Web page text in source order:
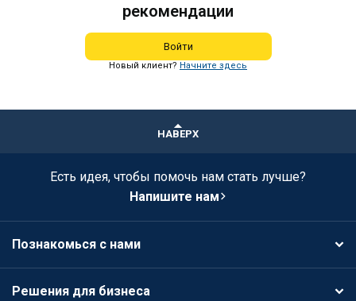
рекомендации
Войти
Новый клиент? Начните здесь
НАВЕРХ
Есть идея, чтобы помочь нам стать лучше?
Напишите нам
Познакомься с нами
Решения для бизнеса